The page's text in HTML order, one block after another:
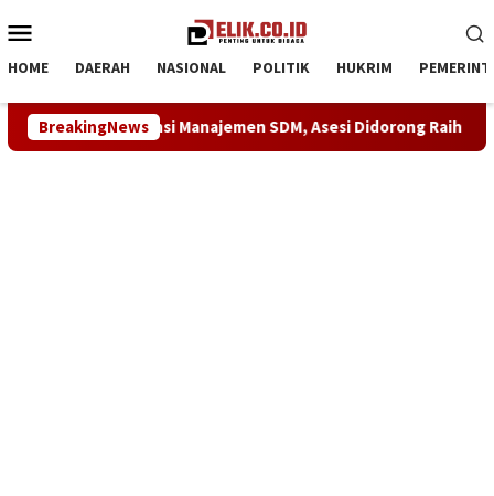
ke
Mobile
HOME DAERAH NASIONAL POLITIK HUKRIM
BreakingNews
Kompetensi Manajemen SDM, Asesi Didorong Raih